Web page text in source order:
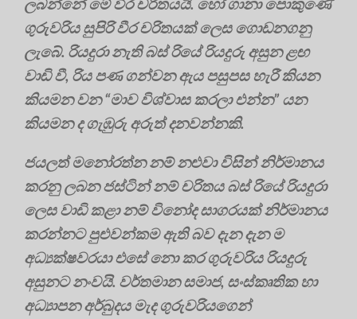
ලබන්නේ මේ වීර චරිතයයි. හෝ ගානා පොකුණේ
ගුරුවරිය සුපිරි වීර චරිතයක් ලෙස ගොඩනගනු
ලැබේ. රියදුරා නැති බස් රියේ රියදුරු අසුන ළඟ
වාඩි වී, රිය පණ ගන්වන ඇය පසුපස හැරී කියන
කියමන වන “මාව විශ්වාස කරලා එන්න” යන
කියමන ද ගැඹුරු අරුත් දනවන්නකි.
ජයලත් මනෝරත්න නම් නළුවා විසින් නිර්මානය
කරනු ලබන ජස්ටින් නම් චරිතය බස් රියේ රියදුරා
ලෙස වාඩි කළා නම් විනෝද සාගරයක් නිර්මානය
කරන්නට පුළුවන්කම ඇති බව දැන දැන ම
අධ්‍යක්ෂවරයා එසේ නො කර ගුරුවරිය රියදුරු
අසුනට නංවයි. වර්තමාන සමාජ, සංස්කෘතික හා
අධ්‍යාපන අර්බුදය මැද ගුරුවරියගෙන්